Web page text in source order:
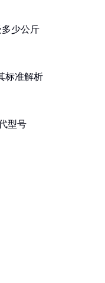
少公斤
标准解析
型号